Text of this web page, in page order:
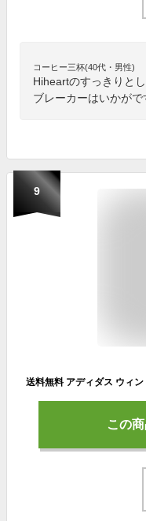
コーヒー三杯(40代・男性)
Hiheartのすっきりと
ブレーカーはいかがで
9
この